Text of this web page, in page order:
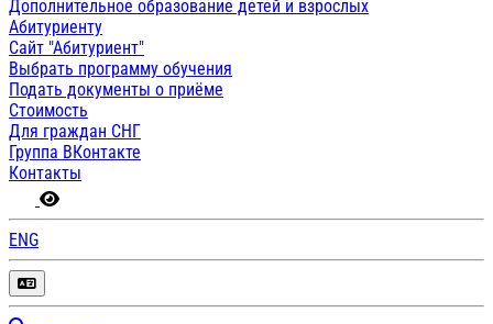
Дополнительное образование детей и взрослых
Абитуриенту
Сайт "Абитуриент"
Выбрать программу обучения
Подать документы о приёме
Стоимость
Для граждан СНГ
Группа ВКонтакте
Контакты
ENG